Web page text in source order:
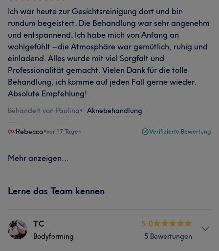
Ich war heute zur Gesichtsreinigung dort und bin
rundum begeistert. Die Behandlung war sehr angenehm
und entspannend. Ich habe mich von Anfang an
wohlgefühlt – die Atmosphäre war gemütlich, ruhig und
einladend. Alles wurde mit viel Sorgfalt und
Professionalität gemacht. Vielen Dank für die tolle
Behandlung, ich komme auf jeden Fall gerne wieder.
Absolute Empfehlung!
Behandelt von Paulina• Aknebehandlung
Rebecca•vor 17 Tagen Verifizierte Bewertung
Mehr anzeigen...
Lerne das Team kennen
TC
Bodyforming
5.0
5 Bewertungen